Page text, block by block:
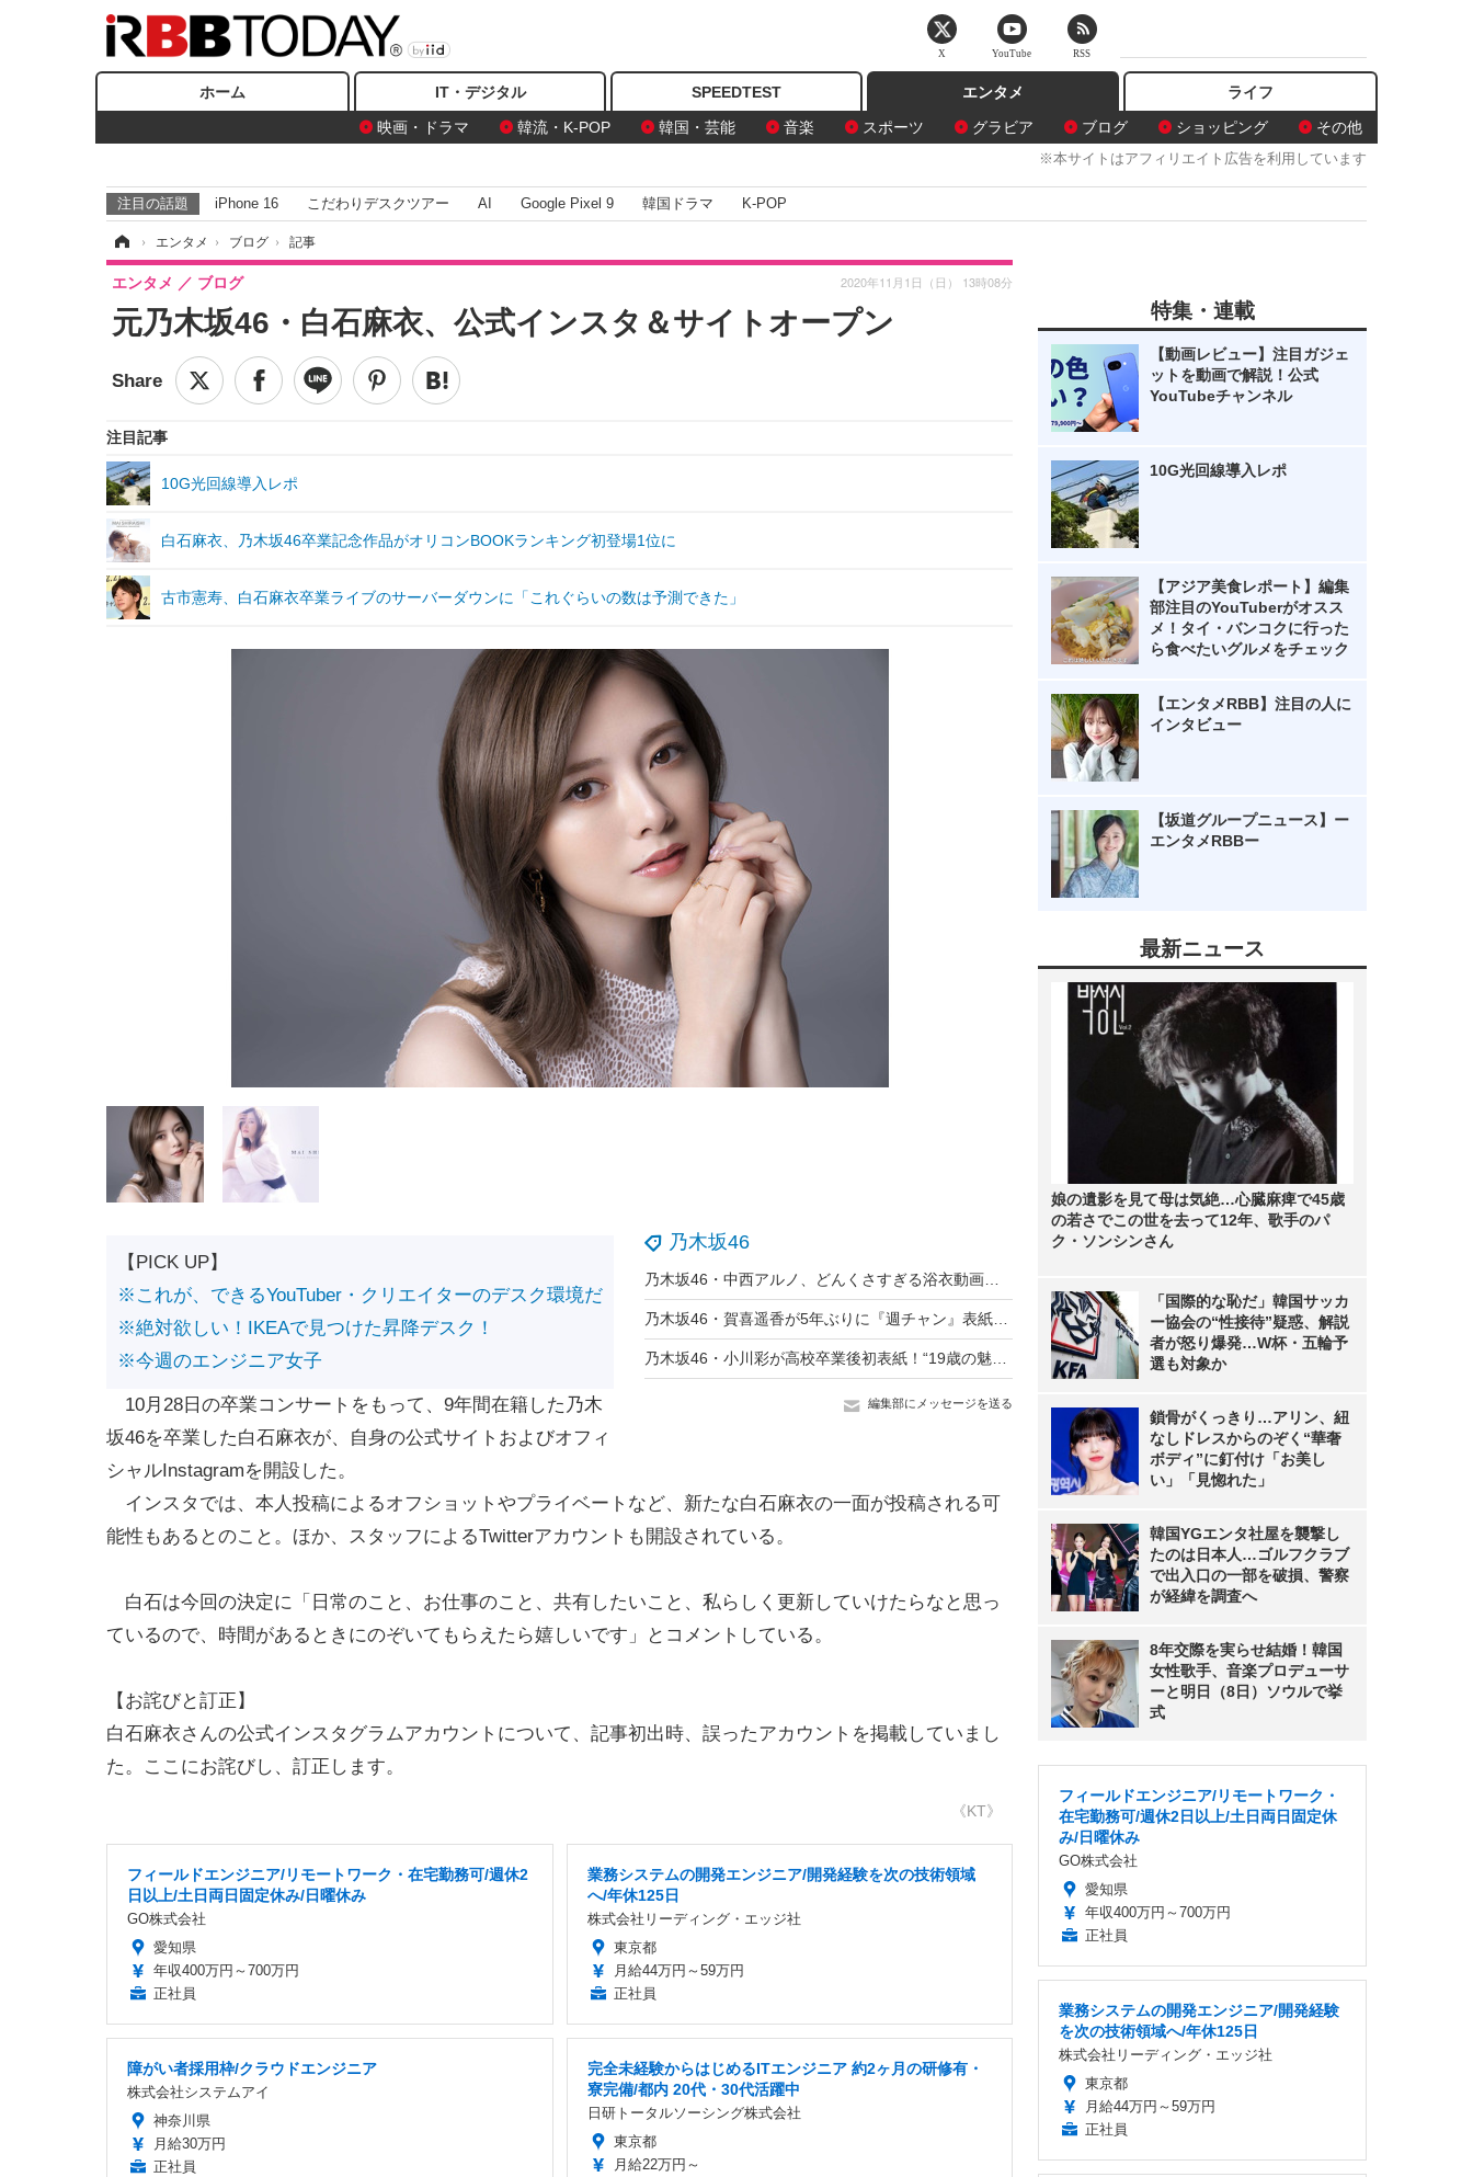
ホーム IT・デジタル SPEEDTEST
エンタメ
映画・ドラマ
韓流・K-POP 韓国・芸能 音楽 スポーツ グラビア ブログ ショッピング その他
ライフ
※本サイトはアフィリエイト広告を利用しています
注目の話題 iPhone 16 こだわりデスクツアー AI Google Pixel 9 韓国ドラマ K-POP
› エンタメ › ブログ › 記事
元乃木坂46・白石麻衣、公式インスタ＆サイトオープン
エンタメ ブログ 2020年11月1日（日） 13時08分
注目記事
10G光回線導入レポ
白石麻衣、乃木坂46卒業記念作品がオリコンBOOKランキング初登場1位に
古市憲寿、白石麻衣卒業ライブのサーバーダウンに「これぐらいの数は予測できた」
乃木坂46
編集部にメッセージを送る
【PICK UP】
※これが、できるYouTuber・クリエイターのデスク環境だ
※絶対欲しい！IKEAで見つけた昇降デスク！
※今週のエンジニア女子
10月28日の卒業コンサートをもって、9年間在籍した乃木
坂46を卒業した白石麻衣が、自身の公式サイトおよびオフィ
シャルInstagramを開設した。
インスタでは、本人投稿によるオフショットやプライベートなど、新たな白石麻衣の一面が投稿される可
能性もあるとのこと。ほか、スタッフによるTwitterアカウントも開設されている。
白石は今回の決定に「日常のこと、お仕事のこと、共有したいこと、私らしく更新していけたらなと思っ
ているので、時間があるときにのぞいてもらえたら嬉しいです」とコメントしている。
【お詫びと訂正】
白石麻衣さんの公式インスタグラムアカウントについて、記事初出時、誤ったアカウントを掲載していまし
た。ここにお詫びし、訂正します。
《KT》
フィールドエンジニア/リモートワーク・在宅勤務可/週休2
日以上/土日両日固定休み/日曜休み
GO株式会社
愛知県
年収400万円～700万円
正社員
業務システムの開発エンジニア/開発経験を次の技術領域
へ/年休125日
株式会社リーディング・エッジ社
東京都
月給44万円～59万円
正社員
障がい者採用枠/クラウドエンジニア
株式会社システムアイ
神奈川県
月給30万円
正社員
完全未経験からはじめるITエンジニア 約2ヶ月の研修有・
寮完備/都内 20代・30代活躍中
日研トータルソーシング株式会社
東京都
月給22万円～
特集・連載
【動画レビュー】注目ガジェ
ットを動画で解説！公式
YouTubeチャンネル
10G光回線導入レポ
【アジア美食レポート】編集
部注目のYouTuberがオスス
メ！タイ・バンコクに行った
ら食べたいグルメをチェック
【エンタメRBB】注目の人に
インタビュー
【坂道グループニュース】ー
エンタメRBBー
最新ニュース
娘の遺影を見て母は気絶…心臓麻痺で45歳
の若さでこの世を去って12年、歌手のパ
ク・ソンシンさん
「国際的な恥だ」韓国サッカ
ー協会の“性接待”疑惑、解説
者が怒り爆発…W杯・五輪予
選も対象か
鎖骨がくっきり…アリン、紐
なしドレスからのぞく“華奢
ボディ”に釘付け「お美し
い」「見惚れた」
韓国YGエンタ社屋を襲撃し
たのは日本人…ゴルフクラブ
で出入口の一部を破損、警察
が経緯を調査へ
8年交際を実らせ結婚！韓国
女性歌手、音楽プロデューサ
ーと明日（8日）ソウルで挙
式
フィールドエンジニア/リモートワーク・
在宅勤務可/週休2日以上/土日両日固定休
み/日曜休み
GO株式会社
愛知県
年収400万円～700万円
正社員
業務システムの開発エンジニア/開発経験
を次の技術領域へ/年休125日
株式会社リーディング・エッジ社
東京都
月給44万円～59万円
正社員
X YouTube RSS